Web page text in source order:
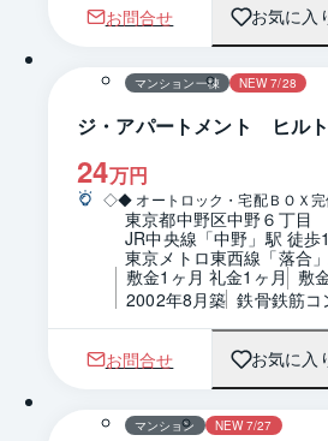
お問合せ お気に
1 / 0
マンション一棟 NEW 7/28
ジ・アパートメント ヒル
24万円
◇◆ オートロック・宅配ＢＯＸ
東京都中野区中野６丁目
JR中央線「中野」駅 徒歩
東京メトロ東西線「落合
敷金1ヶ月 礼金1ヶ月 敷
2002年8月築 鉄骨鉄筋コ
お問合せ お気に
1 / 0
マンション NEW 7/27